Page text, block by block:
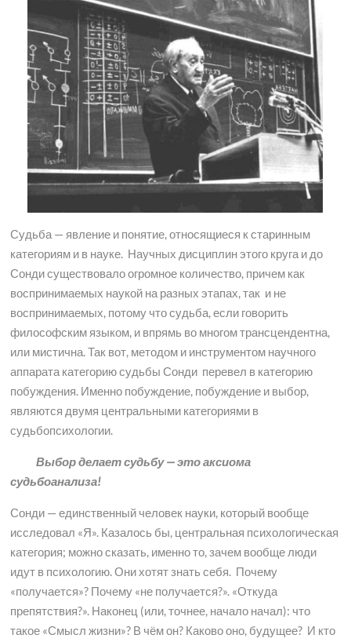
Судьба — явление и понятие, относящиеся к старинным
категориям и в науке. Научных дисциплин этого круга и до
Сонди существовало огромное количество, причем как
воспринимаемых наукой на разных этапах, так и не
воспринимаемых, потому что судьба, если говорить
философским языком, и впрямь во многом трансцендентна,
или мистична. Так вот, методом и инструментом научного
аппарата категорию судьбы Сонди перевел в категорию
побуждения. Именно побуждение, побуждение и выбор,
являются двумя центральными категориями в
судьбопсихологии.
Выбор делает судьбу — это аксиома
судьбоанализа!
Сонди — единственный человек науки, который вообще
исследовал «Я». Казалось бы, центральная психологическая
категория; можно сказать, именно то, зачем вообще люди
идут в психологию. Они хотят знать себя. Почему
«получается»? Почему «не получается?». «Откуда
препятствия?». Наконец (или, точнее, начало начал): что
такое «Смысл жизни»? В чём он? Каково оно, будущее? И кто